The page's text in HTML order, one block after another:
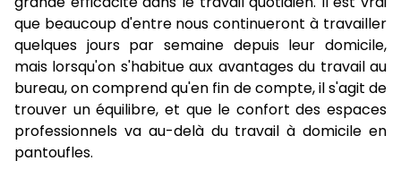
que beaucoup d'entre nous continueront à travailler
quelques jours par semaine depuis leur domicile,
mais lorsqu'on s'habitue aux avantages du travail au
bureau, on comprend qu'en fin de compte, il s'agit de
trouver un équilibre, et que le confort des espaces
professionnels va au-delà du travail à domicile en
pantoufles.